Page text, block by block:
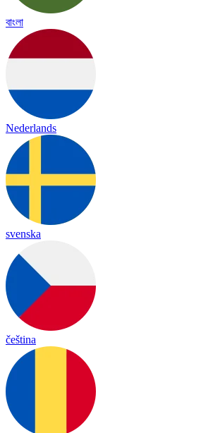
বাংলা
Nederlands
svenska
čeština